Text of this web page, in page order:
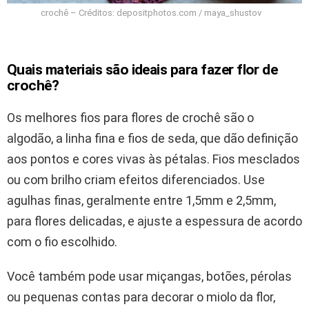
crochê – Créditos: depositphotos.com / maya_shustov
Quais materiais são ideais para fazer flor de
crochê?
Os melhores fios para flores de crochê são o
algodão, a linha fina e fios de seda, que dão definição
aos pontos e cores vivas às pétalas. Fios mesclados
ou com brilho criam efeitos diferenciados. Use
agulhas finas, geralmente entre 1,5mm e 2,5mm,
para flores delicadas, e ajuste a espessura de acordo
com o fio escolhido.
Você também pode usar miçangas, botões, pérolas
ou pequenas contas para decorar o miolo da flor,